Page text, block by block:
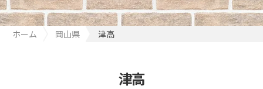
ホーム 岡山県 津高
津高